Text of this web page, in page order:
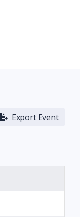
EU
Export Event